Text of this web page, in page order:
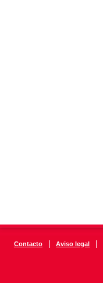
Contacto | Aviso legal |